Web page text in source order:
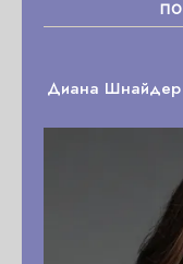
Диана Шнайдер